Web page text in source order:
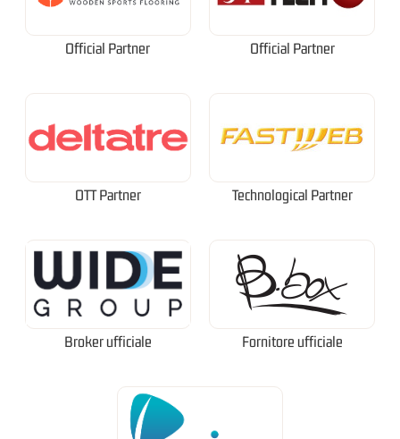
Official Partner Official Partner
OTT Partner Technological Partner
Broker ufficiale Fornitore ufficiale